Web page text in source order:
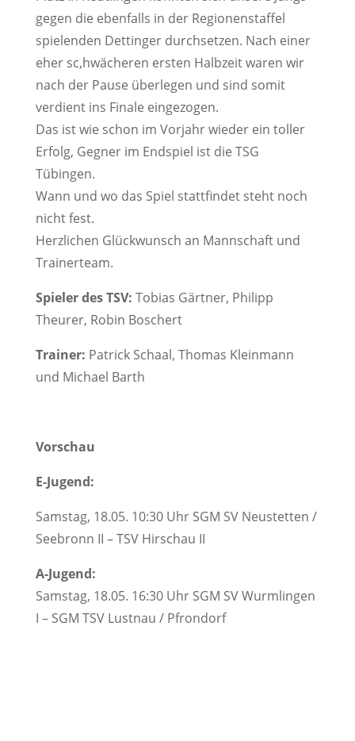
gegen die ebenfalls in der Regionenstaffel
spielenden Dettinger durchsetzen. Nach einer
eher sc,hwächeren ersten Halbzeit waren wir
nach der Pause überlegen und sind somit
verdient ins Finale eingezogen.
Das ist wie schon im Vorjahr wieder ein toller
Erfolg, Gegner im Endspiel ist die TSG
Tübingen.
Wann und wo das Spiel stattfindet steht noch
nicht fest.
Herzlichen Glückwunsch an Mannschaft und
Trainerteam.
Spieler des TSV: Tobias Gärtner, Philipp
Theurer, Robin Boschert
Trainer: Patrick Schaal, Thomas Kleinmann
und Michael Barth
Vorschau
E-Jugend:
Samstag, 18.05. 10:30 Uhr SGM SV Neustetten /
Seebronn II – TSV Hirschau II
A-Jugend:
Samstag, 18.05. 16:30 Uhr SGM SV Wurmlingen
I – SGM TSV Lustnau / Pfrondorf